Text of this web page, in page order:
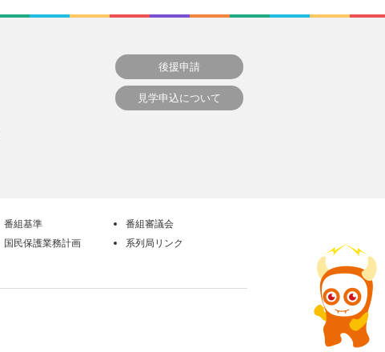
後援申請
見学申込について
番組基準
番組審議会
国民保護業務計画
系列局リンク